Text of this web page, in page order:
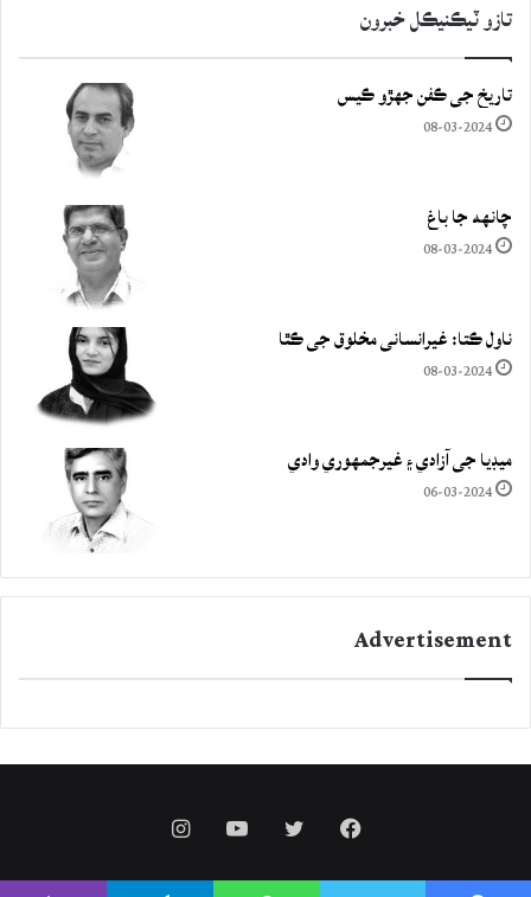
تازو ٽيڪنيڪل خبرون
تاريخ جي ڪفن جھڙو ڪيس
08-03-2024
چانهه جا باغ
08-03-2024
ناول ڪتا: غيرانساني مخلوق جي ڪٿا
08-03-2024
ميڊيا جي آزادي ۽ غيرجمھوري وادي
06-03-2024
Advertisement
Facebook
Twitter
YouTube